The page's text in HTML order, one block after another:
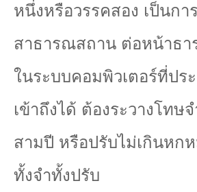
หนึ่งหรือวรรคสอง เป็นกา
สาธารณสถาน ต่อหน้าธา
ในระบบคอมพิวเตอร์ที่ปร
เข้าถึงได้ ต้องระวางโทษ
สามปี หรือปรับไม่เกินหก
ทั้งจำทั้งปรับ